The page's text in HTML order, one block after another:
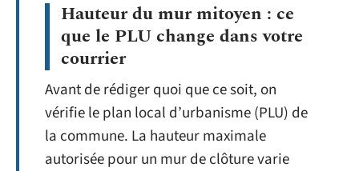
Hauteur du mur mitoyen : ce
que le PLU change dans votre
courrier
Avant de rédiger quoi que ce soit, on
vérifie le plan local d’urbanisme (PLU) de
la commune. La hauteur maximale
autorisée pour un mur de clôture varie